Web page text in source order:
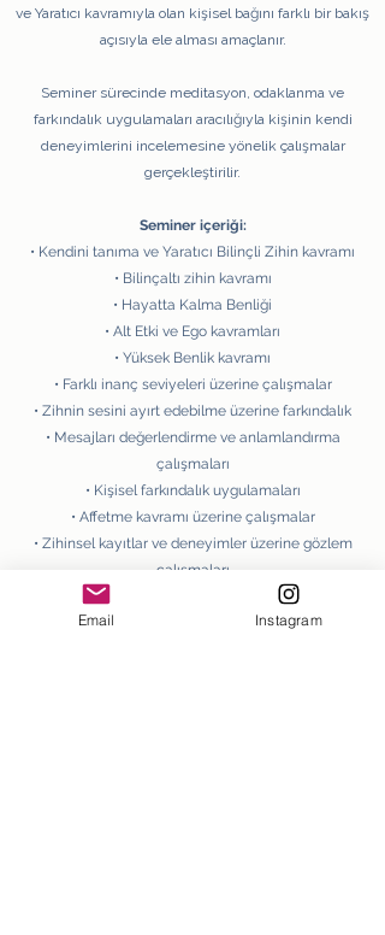
ve Yaratıcı kavramıyla olan kişisel bağını farklı bir bakış
açısıyla ele alması amaçlanır.
Seminer sürecinde meditasyon, odaklanma ve
farkındalık uygulamaları aracılığıyla kişinin kendi
deneyimlerini incelemesine yönelik çalışmalar
gerçekleştirilir.
Seminer içeriği:
• Kendini tanıma ve Yaratıcı Bilinçli Zihin kavramı
• Bilinçaltı zihin kavramı
• Hayatta Kalma Benliği
• Alt Etki ve Ego kavramları
• Yüksek Benlik kavramı
• Farklı inanç seviyeleri üzerine çalışmalar
• Zihnin sesini ayırt edebilme üzerine farkındalık
• Mesajları değerlendirme ve anlamlandırma
çalışmaları
• Kişisel farkındalık uygulamaları
• Affetme kavramı üzerine çalışmalar
• Zihinsel kayıtlar ve deneyimler üzerine gözlem
çalışmaları
• İçsel mesajları değerlendirme çalışmaları
• Kutsal Zaman kavramı üzerine çalışma
Email Instagram